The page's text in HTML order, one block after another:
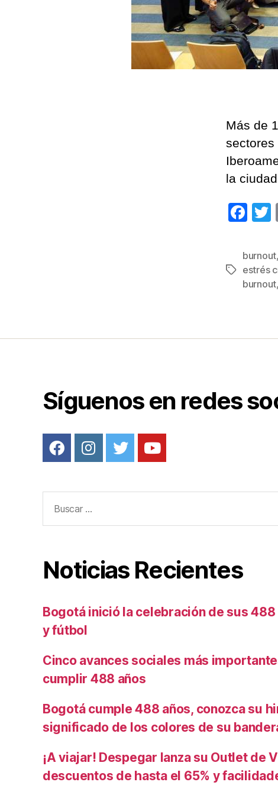
Más de
sectores
la
F
c
e
b
k
tt
Etiquetas
burnout,
estrés
burnout,
Síguenos en redes
Noticias Recientes
Bogotá inició la celebración de sus 488
y fútbol
Cinco avances sociales más
cumplir 488 años
Bogotá cumple 488 años, conozca su
significado de los colores de su
¡A viajar! Despegar lanza su Outlet de
descuentos de hasta el 65% y